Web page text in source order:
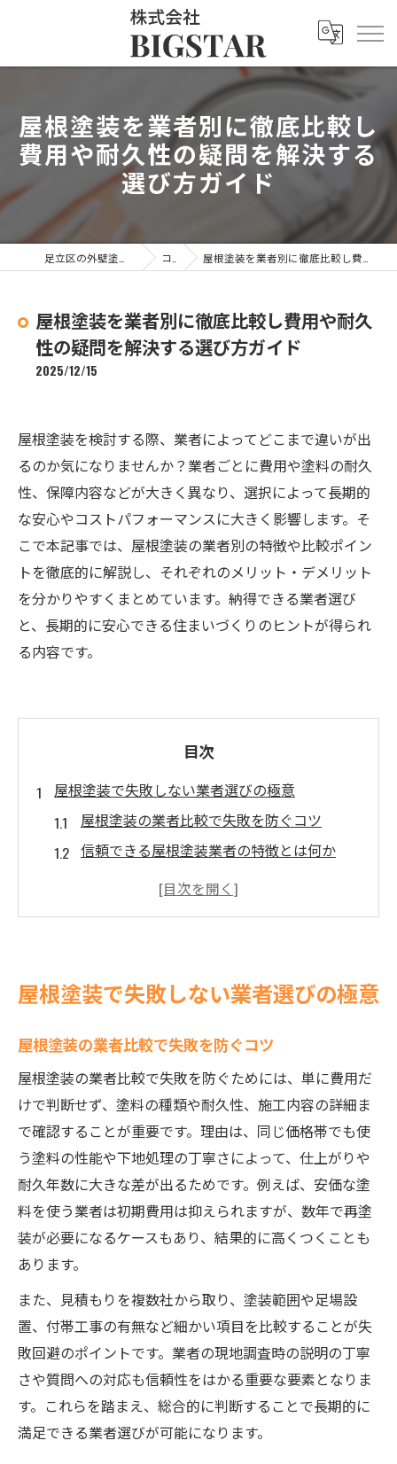
屋根塗装を業者別に徹底比較し
費用や耐久性の疑問を解決する
選び方ガイド
コラム 屋根塗装を業者別に徹底比較し費用や耐久性の疑問を解決する選び方ガイド
屋根塗装を業者別に徹底比較し費用や耐久
性の疑問を解決する選び方ガイド
2025/12/15
屋根塗装を検討する際、業者によってどこまで違いが出
るのか気になりませんか？業者ごとに費用や塗料の耐久
性、保障内容などが大きく異なり、選択によって長期的
な安心やコストパフォーマンスに大きく影響します。そ
こで本記事では、屋根塗装の業者別の特徴や比較ポイン
トを徹底的に解説し、それぞれのメリット・デメリット
を分かりやすくまとめています。納得できる業者選び
と、長期的に安心できる住まいづくりのヒントが得られ
る内容です。
目次
屋根塗装で失敗しない業者選びの極意
屋根塗装の業者比較で失敗を防ぐコツ
信頼できる屋根塗装業者の特徴とは何か
屋根塗装でよくあるトラブル回避法を解説
業者別の屋根塗装メリット徹底解説
塗料選びと屋根塗装業者の得意分野を知る
屋根塗装で業者を選ぶ際のメリットとは
保証付き屋根塗装業者の利点と安心感
屋根塗装専門業者の独自サービスに注目
信頼できる屋根塗装業者はどう見極めるか
屋根塗装の口コミ活用で業者信頼度を判断
現地調査の丁寧さが屋根塗装業者選びの鍵
屋根塗装業者の実績と施工事例で見抜く力
見積もり内容が明確な屋根塗装業者の選び
方
屋根塗装の費用対効果が高い選択とは
屋根塗装費用と耐久性を両立させるコツ
費用対効果を重視した屋根塗装業者選び
屋根塗装で失敗しない業者選びの極意
屋根塗装の業者比較で失敗を防ぐコツ
屋根塗装の業者比較で失敗を防ぐためには、単に費用だ
けで判断せず、塗料の種類や耐久性、施工内容の詳細ま
で確認することが重要です。理由は、同じ価格帯でも使
う塗料の性能や下地処理の丁寧さによって、仕上がりや
耐久年数に大きな差が出るためです。例えば、安価な塗
料を使う業者は初期費用は抑えられますが、数年で再塗
装が必要になるケースもあり、結果的に高くつくことも
あります。
また、見積もりを複数社から取り、塗装範囲や足場設
置、付帯工事の有無など細かい項目を比較することが失
敗回避のポイントです。業者の現地調査時の説明の丁寧
さや質問への対応も信頼性をはかる重要な要素となりま
す。これらを踏まえ、総合的に判断することで長期的に
満足できる業者選びが可能になります。